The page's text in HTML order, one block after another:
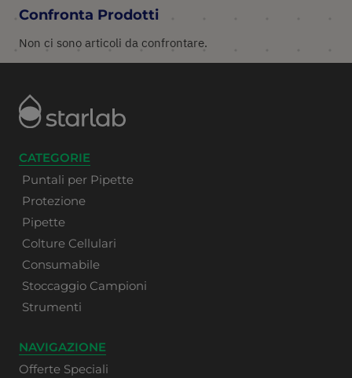
Confronta Prodotti
Non ci sono articoli da confrontare.
CATEGORIE
Puntali per Pipette
Protezione
Pipette
Colture Cellulari
Consumabile
Stoccaggio Campioni
Strumenti
NAVIGAZIONE
Offerte Speciali